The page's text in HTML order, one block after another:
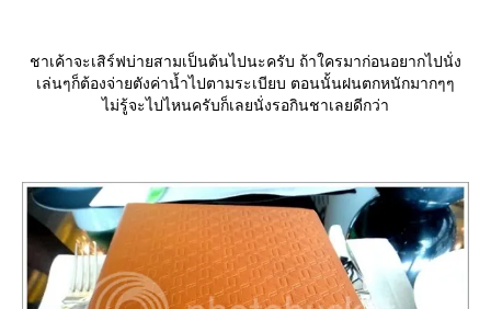
ชาเค้าจะเสิร์ฟบ่ายสามเป็นต้นไปนะครับ ถ้าใครมาก่อนอยากไปนั่ง
เล่นๆก็ต้องจ่ายตังค่าน้ำไปตามระเบียบ ตอนนั้นฝนตกหนักมากๆๆ
ไม่รู้จะไปไหนครับก็เลยนั่งรอกินชาเลยดีกว่า